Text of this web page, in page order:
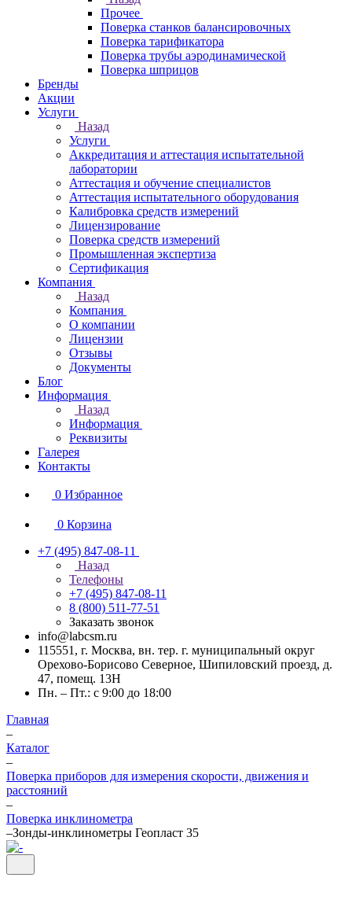
Прочее
Поверка станков балансировочных
Поверка тарификатора
Поверка трубы аэродинамической
Поверка шприцов
Бренды
Акции
Услуги
Назад
Услуги
Аккредитация и аттестация испытательной
лаборатории
Аттестация и обучение специалистов
Аттестация испытательного оборудования
Калибровка средств измерений
Лицензирование
Поверка средств измерений
Промышленная экспертиза
Сертификация
Компания
Назад
Компания
О компании
Лицензии
Отзывы
Документы
Блог
Информация
Назад
Информация
Реквизиты
Галерея
Контакты
0 Избранное
0 Корзина
+7 (495) 847-08-11
Назад
Телефоны
+7 (495) 847-08-11
8 (800) 511-77-51
Заказать звонок
info@labcsm.ru
115551, г. Москва, вн. тер. г. муниципальный округ
Орехово-Борисово Северное, Шипиловский проезд, д.
47, помещ. 13Н
Пн. – Пт.: с 9:00 до 18:00
Главная
–
Каталог
–
Поверка приборов для измерения скорости, движения и
расстояний
–
Поверка инклинометра
–Зонды-инклинометры Геопласт 35